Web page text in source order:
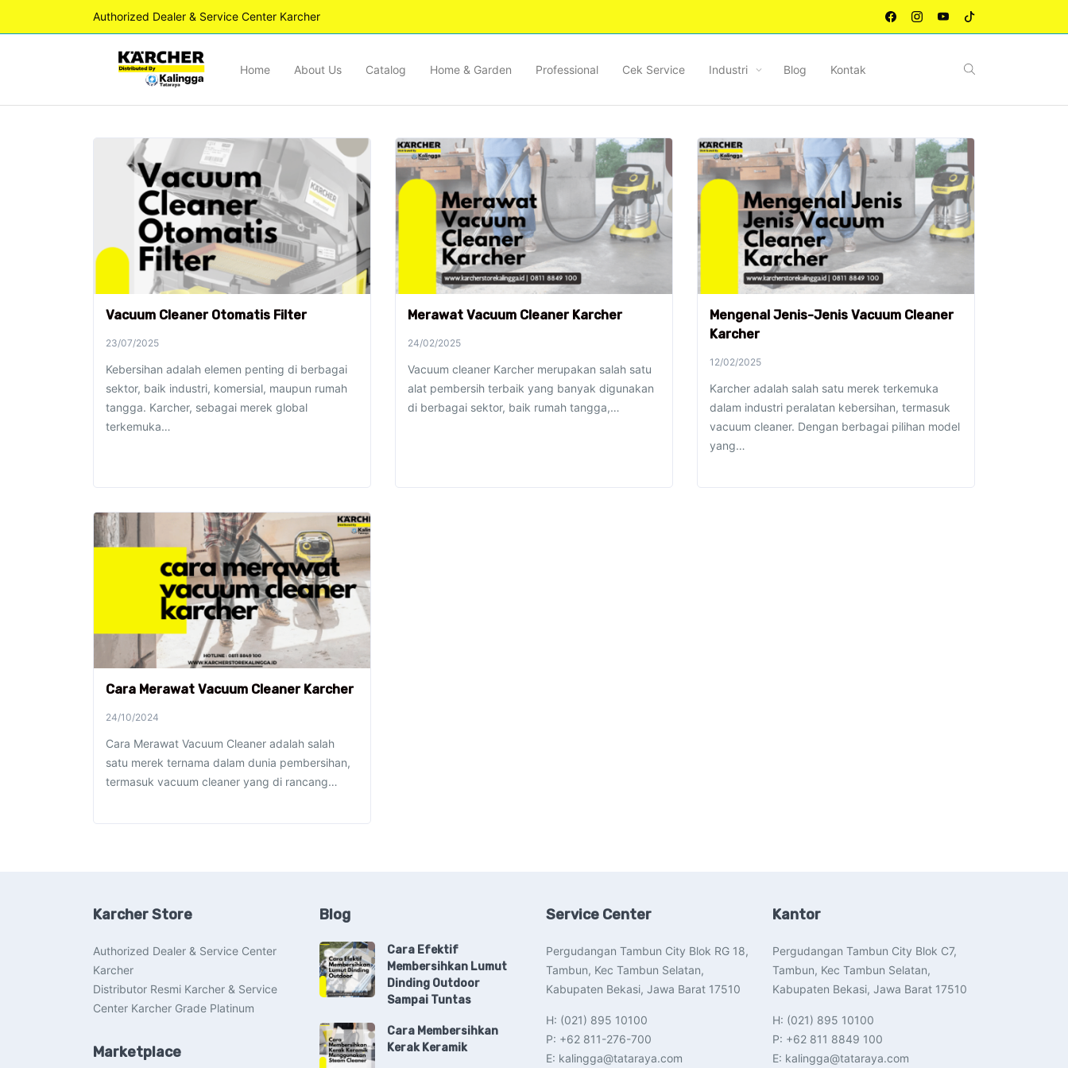
Authorized Dealer & Service Center Karcher
Home About Us Catalog Home & Garden Professional Cek Service Industri Blog Kontak
Vacuum Cleaner Otomatis Filter
23/07/2025
Kebersihan adalah elemen penting di berbagai
sektor, baik industri, komersial, maupun rumah
tangga. Karcher, sebagai merek global
terkemuka…
Merawat Vacuum Cleaner Karcher
24/02/2025
Vacuum cleaner Karcher merupakan salah satu
alat pembersih terbaik yang banyak digunakan
di berbagai sektor, baik rumah tangga,…
Mengenal Jenis-Jenis Vacuum Cleaner
Karcher
12/02/2025
Karcher adalah salah satu merek terkemuka
dalam industri peralatan kebersihan, termasuk
vacuum cleaner. Dengan berbagai pilihan model
yang…
Cara Merawat Vacuum Cleaner Karcher
24/10/2024
Cara Merawat Vacuum Cleaner adalah salah
satu merek ternama dalam dunia pembersihan,
termasuk vacuum cleaner yang di rancang…
Karcher Store
Authorized Dealer & Service Center
Karcher
Distributor Resmi Karcher & Service
Center Karcher Grade Platinum
Marketplace
Blog
Cara Efektif
Membersihkan Lumut
Dinding Outdoor
Sampai Tuntas
Cara Membersihkan
Kerak Keramik
Service Center
Pergudangan Tambun City Blok RG 18,
Tambun, Kec Tambun Selatan,
Kabupaten Bekasi, Jawa Barat 17510​
H: (021) 895 10100
P: +62 811-276-700
E: kalingga@tataraya.com
Kantor
Pergudangan Tambun City Blok C7,
Tambun, Kec Tambun Selatan,
Kabupaten Bekasi, Jawa Barat 17510​
H: (021) 895 10100
P: +62 811 8849 100
E: kalingga@tataraya.com